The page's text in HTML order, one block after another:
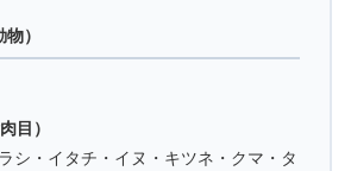
）
目）
シ・イタチ・イヌ・キツネ・クマ・タ